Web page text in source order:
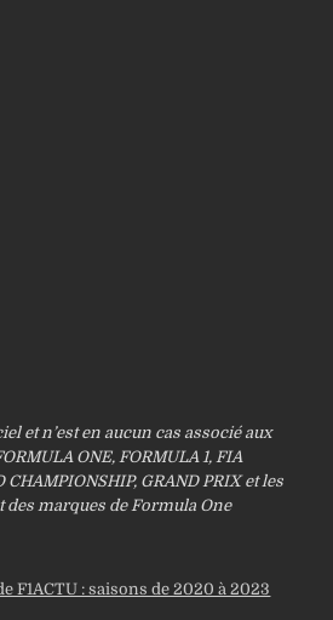
et n’est en aucun cas associé aux
ONE, FORMULA 1, FIA
CHAMPIONSHIP, GRAND PRIX et les
marques de Formula One
F1ACTU : saisons de 2020 à 2023